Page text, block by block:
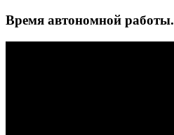
Время автономной работы.